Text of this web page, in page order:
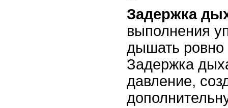
Задержка
выполнения
дышать ровно
Задержка
давление,